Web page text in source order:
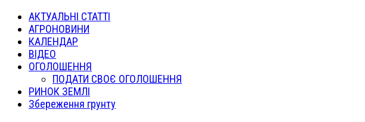
АКТУАЛЬНІ СТАТТІ
АГРОНОВИНИ
КАЛЕНДАР
ВІДЕО
ОГОЛОШЕННЯ
ПОДАТИ СВОЄ ОГОЛОШЕННЯ
РИНОК ЗЕМЛІ
Збереження грунту